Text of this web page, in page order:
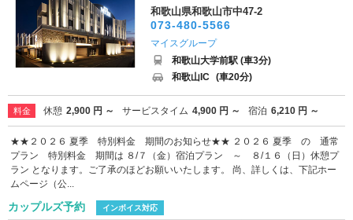
和歌山県和歌山市中47-2
073-480-5566
マイスグループ
和歌山大学前駅 (車3分)
和歌山IC (車20分)
料金 休憩 2,900 円 ～ サービスタイム 4,900 円 ～ 宿泊 6,210 円 ～
★★２０２６ 夏季 特別料金 期間のお知らせ★★ ２０２６ 夏季 の 通常
プラン 特別料金 期間は ８/７（金）宿泊プラン ～ ８/１６（日）休憩プ
ラン となります。ご了承のほどお願いいたします。 尚、詳しくは、下記ホー
ムページ（公...
カップルズ予約 インボイス対応